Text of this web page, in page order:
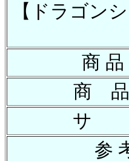
【ドラゴン
商 品
商
サ
参